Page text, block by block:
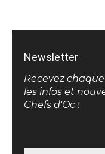
Newsletter
Recevez
les infos et
Chefs d'Oc !